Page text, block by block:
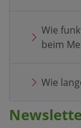
Wie
beim
Wie